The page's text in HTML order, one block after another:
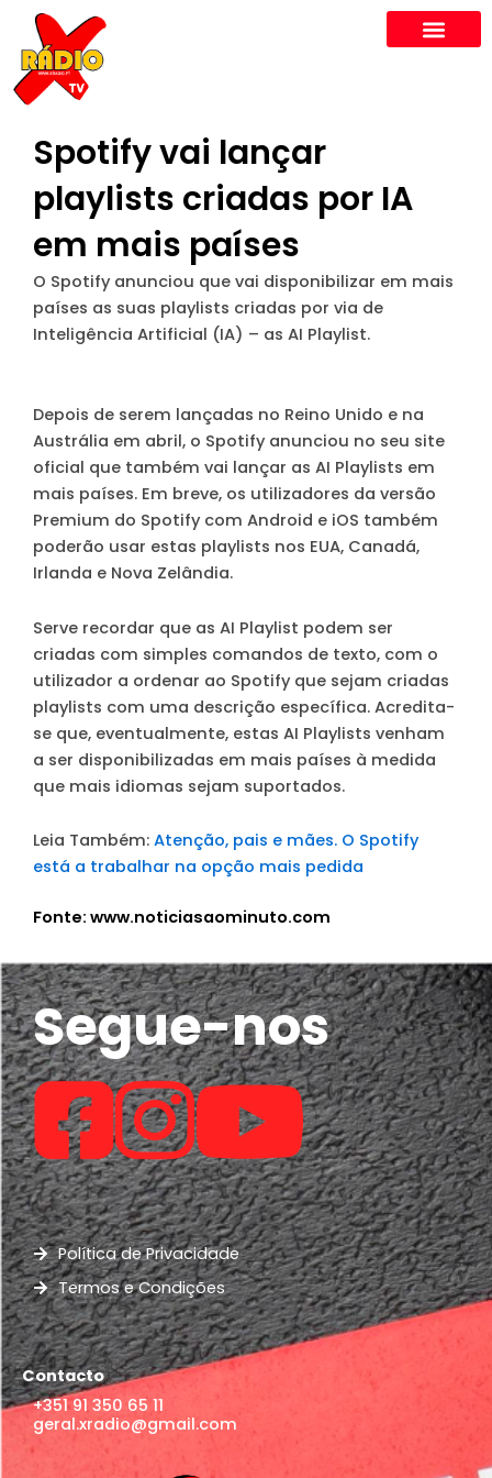
content
Spotify vai lançar
playlists criadas por IA
em mais países
O Spotify anunciou que vai disponibilizar em mais
países as suas playlists criadas por via de
Inteligência Artificial (IA) – as AI Playlist.
Depois de serem lançadas no Reino Unido e na
Austrália em abril, o Spotify anunciou no seu site
oficial que também vai lançar as AI Playlists em
mais países. Em breve, os utilizadores da versão
Premium do Spotify com Android e iOS também
poderão usar estas playlists nos EUA, Canadá,
Irlanda e Nova Zelândia.
Serve recordar que as AI Playlist podem ser
criadas com simples comandos de texto, com o
utilizador a ordenar ao Spotify que sejam criadas
playlists com uma descrição específica. Acredita-
se que, eventualmente, estas AI Playlists venham
a ser disponibilizadas em mais países à medida
que mais idiomas sejam suportados.
Leia Também: Atenção, pais e mães. O Spotify
está a trabalhar na opção mais pedida
Fonte: www.noticiasaominuto.com
Segue-nos
Política de Privacidade
Termos e Condições
Contacto
+351 91 350 65 11
geral.xradio@gmail.com